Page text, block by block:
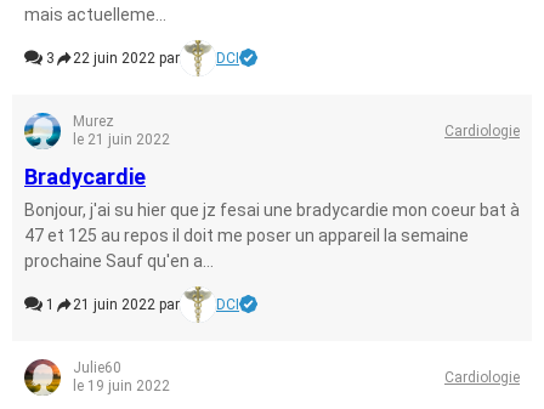
mais actuelleme...
3 22 juin 2022 par DCI
Murez
le 21 juin 2022
Cardiologie
Bradycardie
Bonjour, j'ai su hier que jz fesai une bradycardie mon coeur bat à
47 et 125 au repos il doit me poser un appareil la semaine
prochaine Sauf qu'en a...
1 21 juin 2022 par DCI
Julie60
le 19 juin 2022
Cardiologie